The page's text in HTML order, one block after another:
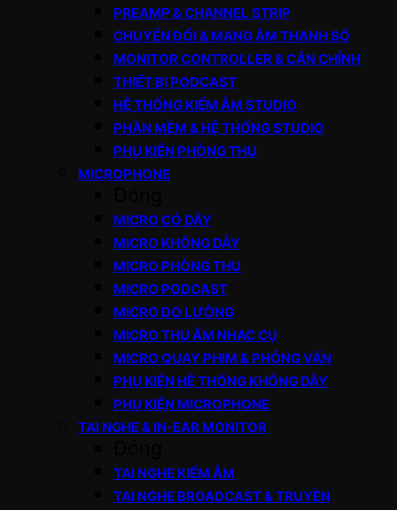
PREAMP & CHANNEL STRIP
CHUYỂN ĐỔI & MẠNG ÂM THANH SỐ
MONITOR CONTROLLER & CÂN CHỈNH
THIẾT BỊ PODCAST
HỆ THỐNG KIỂM ÂM STUDIO
PHẦN MỀM & HỆ THỐNG STUDIO
PHỤ KIỆN PHÒNG THU
MICROPHONE
MICRO CÓ DÂY
MICRO KHÔNG DÂY
MICRO PHÒNG THU
MICRO PODCAST
MICRO ĐO LƯỜNG
MICRO THU ÂM NHẠC CỤ
MICRO QUAY PHIM & PHỎNG VẤN
PHỤ KIỆN HỆ THỐNG KHÔNG DÂY
PHỤ KIỆN MICROPHONE
TAI NGHE & IN-EAR MONITOR
TAI NGHE KIỂM ÂM
TAI NGHE BROADCAST & TRUYỀN